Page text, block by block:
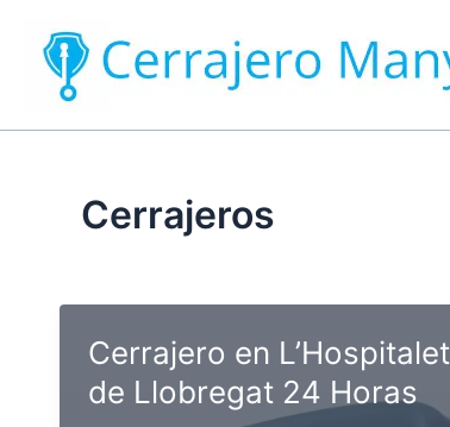
contenido
Cerrajeros
Cerrajero en L’Hospitalet
de Llobregat 24 Horas